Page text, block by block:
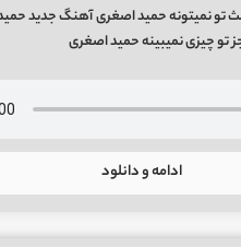
نمیتونه حمید اصغری آهنگ جدید
تو چیزی نمیبینه حمید اصغری
ادامه و دانلود